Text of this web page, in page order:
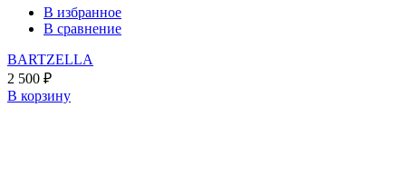
В избранное
В сравнение
BARTZELLA
2 500 ₽
В корзину